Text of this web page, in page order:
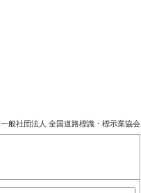
一般社団法人 全国道路標識・標示業協会